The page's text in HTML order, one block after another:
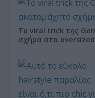
Το viral trick της
σχήμα στα